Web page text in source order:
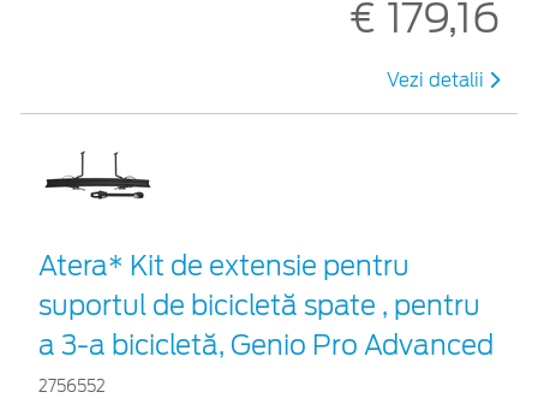
€ 179,16
Vezi detalii
Atera* Kit de extensie pentru
suportul de bicicletă spate , pentru
a 3-a bicicletă, Genio Pro Advanced
2756552